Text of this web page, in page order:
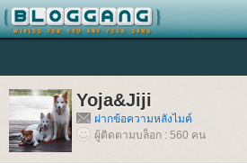
Yoja&Jiji
ฝากข้อความหลังไมค์
ผู้ติดตามบล็อก : 560 คน